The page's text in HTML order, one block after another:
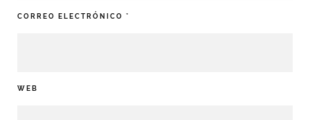
CORREO ELECTRÓNICO *
WEB